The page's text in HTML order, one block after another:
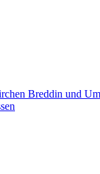
Breddin und